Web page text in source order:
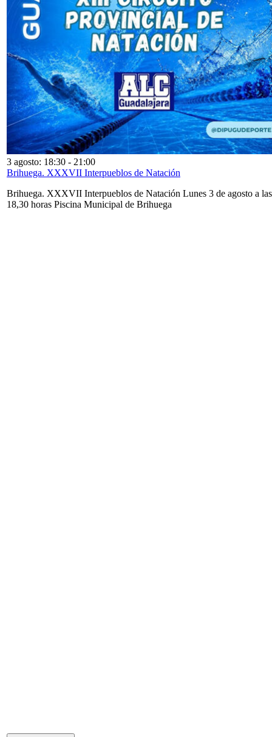
3 agosto: 18:30 - 21:00
Brihuega. XXXVII Interpueblos de Natación
Brihuega. XXXVII Interpueblos de Natación Lunes 3 de agosto a las
18,30 horas Piscina Municipal de Brihuega